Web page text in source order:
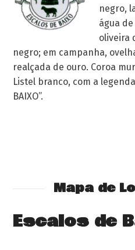
negro,
água
oliveira
negro; em campanha,
realçada de ouro. Coroa
Listel branco, com a legenda
BAIXO”.
Mapa de
Escalos de